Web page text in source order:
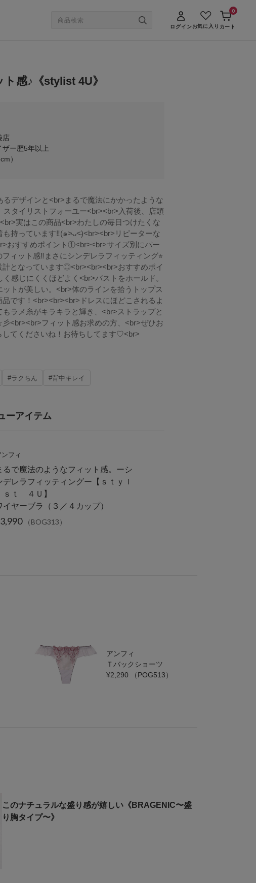
ログインお気に入り カート
0
感♪《stylist 4U》
店
ザー歴5年以上
）
デザインと<br>まるで魔法にかかったような
タイリストフォーユー<br><br>入荷後、店頭
実はこの商品<br>わたしの毎日つけたくな
持っています‼︎(๑˃̵ᴗ˂̵)<br><br>リピーターな
おすすめポイント①<br><br>サイズ別にパー
ィット感‼︎まさにシンデレラフィッティング⭐︎
となっています◎<br><br><br>おすすめポイ
感じにくくほどよく<br>バストをホールド。
トが美しい。<br>体のラインを拾うトップス
です！<br><br><br>ドレスにほどこされるよ
ラメ糸がキラキラと輝き、<br>ストラップと
<br><br>フィット感お求めの方、<br>ぜひお
てくださいね！お待ちしてます♡<br>
#ラクちん #背中キレイ
ーアイテム
ンフィ
るで魔法のようなフィット感。ーシ
デレラフィッティングー【ｓｔｙｌ
ｓｔ ４Ｕ】
イヤーブラ（３／４カップ）
（BOG313）
アンフィ
Ｔバックショーツ
¥2,290
（POG513）
このナチュラルな盛り感が嬉しい《BRAGENIC〜盛
り胸タイプ〜》